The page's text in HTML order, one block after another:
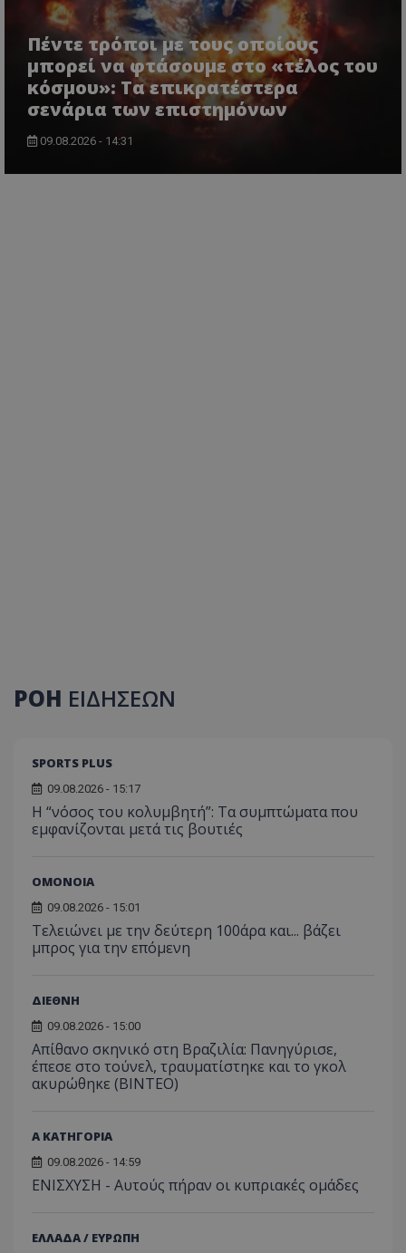
Πέντε τρόποι με τους οποίους
μπορεί να φτάσουμε στο «τέλος του
κόσμου»: Τα επικρατέστερα
σενάρια των επιστημόνων
09.08.2026 - 14:31
ΡΟΗ ΕΙΔΗΣΕΩΝ
SPORTS PLUS
09.08.2026 - 15:17
Η “νόσος του κολυμβητή”: Τα συμπτώματα που
εμφανίζονται μετά τις βουτιές
ΟΜΟΝΟΙΑ
09.08.2026 - 15:01
Τελειώνει με την δεύτερη 100άρα και... βάζει
μπρος για την επόμενη
ΔΙΕΘΝΗ
09.08.2026 - 15:00
Απίθανο σκηνικό στη Βραζιλία: Πανηγύρισε,
έπεσε στο τούνελ, τραυματίστηκε και το γκολ
ακυρώθηκε (BINTEO)
Α ΚΑΤΗΓΟΡΙΑ
09.08.2026 - 14:59
ΕΝΙΣΧΥΣΗ - Αυτούς πήραν οι κυπριακές ομάδες
ΕΛΛΑΔΑ / ΕΥΡΩΠΗ